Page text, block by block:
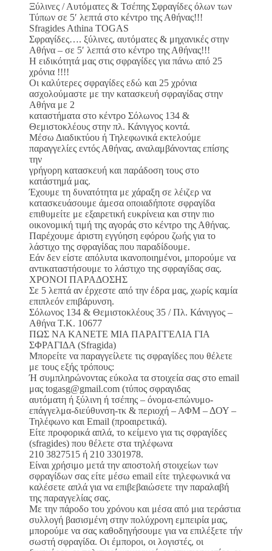
Ξύλινες / Αυτόματες & Τσέπης Σφραγίδες όλων των
Τύπων σε 5′ λεπτά στο κέντρο της Αθήνας!!!
Sfragides Athina TOGAS
Σφραγίδες…. ξύλινες, αυτόματες & μηχανικές στην
Αθήνα – σε 5′ λεπτά στο κέντρο της Αθήνας!!!
Η ειδικότητά μας στις σφραγίδες για πάνω από 25
χρόνια !!!!
Οι καλύτερες σφραγίδες εδώ και 25 χρόνια
ασχολούμαστε με την κατασκευή σφραγίδας στην
Αθήνα με 2
καταστήματα στο κέντρο Σόλωνος 134 &
Θεμιστοκλέους στην πλ. Κάνιγγος κοντά.
Μέσω Διαδικτύου ή Τηλεφωνικά εκτελούμε
παραγγελίες εντός Αθήνας, αναλαμβάνοντας επίσης
την
γρήγορη κατασκευή και παράδοση τους στο
κατάστημά μας.
Έχουμε τη δυνατότητα με χάραξη σε λέιζερ να
κατασκευάσουμε άμεσα οποιαδήποτε σφραγίδα
επιθυμείτε με εξαιρετική ευκρίνεια και στην πιο
οικονομική τιμή της αγοράς στο κέντρο της Αθήνας.
Παρέχουμε άριστη εγγύηση εφόρου ζωής για το
λάστιχο της σφραγίδας που παραδίδουμε.
Εάν δεν είστε απόλυτα ικανοποιημένοι, μπορούμε να
αντικαταστήσουμε το λάστιχο της σφραγίδας σας.
ΧΡΟΝΟΙ ΠΑΡΑΔΟΣΗΣ
Σε 5 λεπτά αν έρχεστε από την έδρα μας, χωρίς καμία
επιπλεόν επιβάρυνση.
Σόλωνος 134 & Θεμιστοκλέους 35 / Πλ. Κάνιγγος –
Αθήνα Τ.Κ. 10677
ΠΩΣ ΝΑ ΚΑΝΕΤΕ ΜΙΑ ΠΑΡΑΓΓΕΛΙΑ ΓΙΑ
ΣΦΡΑΓΙΔΑ (Sfragida)
Μπορείτε να παραγγείλετε τις σφραγίδες που θέλετε
με τους εξής τρόπους:
Ή συμπληρώνοντας εύκολα τα στοιχεία σας στο email
μας togasg@gmail.com (τύπος σφραγιδας
αυτόματη ή ξύλινη ή τσέπης – όνομα-επώνυμο-
επάγγελμα-διεύθυνση-τκ & περιοχή – ΑΦΜ – ΔΟΥ –
Τηλέφωνο και Email (προαιρετικά).
Είτε προφορικά απλά, το κείμενο για τις σφραγίδες
(sfragides) που θέλετε στα τηλέφωνα
210 3827515 ή 210 3301978.
Είναι χρήσιμο μετά την αποστολή στοιχείων των
σφραγίδων σας είτε μέσω email είτε τηλεφωνικά να
καλέσετε απλά για να επιβεβαιώσετε την παραλαβή
της παραγγελίας σας.
Με την πάροδο του χρόνου και μέσα από μια τεράστια
συλλογή βασισμένη στην πολύχρονη εμπειρία μας,
μπορούμε να σας καθοδηγήσουμε για να επιλέξετε τήν
σωστή σφραγίδα. Οι έμποροι, οι λογιστές, οι